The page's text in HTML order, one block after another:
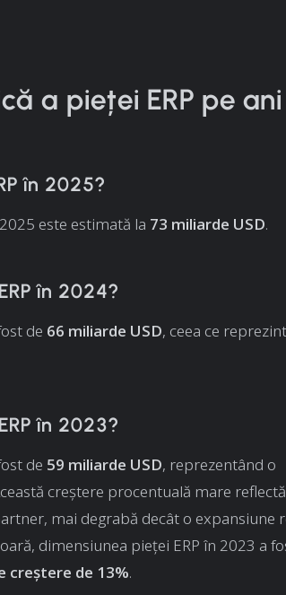
a pieței ERP pe ani
în 2025?
este estimată la 73 miliarde USD.
în 2024?
de 66 miliarde USD, ceea ce
în 2023?
de 59 miliarde USD, reprezentând o
creștere procentuală mare
mai degrabă decât o expansiune
dimensiunea pieței ERP în 2023 a
creștere de 13%.